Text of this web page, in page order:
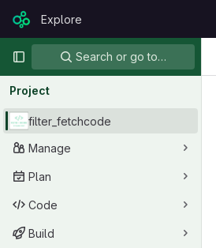
Skip to content
GitLabExplore
Primary navigation
Search or go to…
Project
filter_fetchcode
Manage
Plan
Code
Build